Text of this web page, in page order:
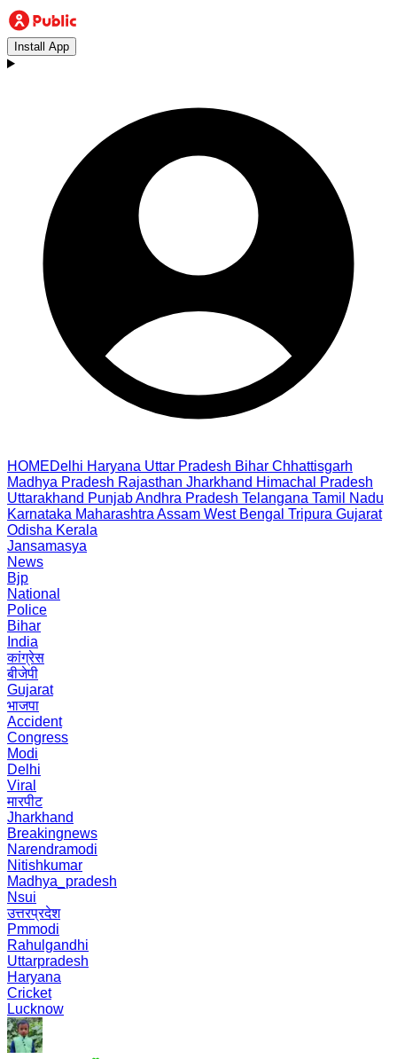
Install App
HOMEDelhi Haryana Uttar Pradesh Bihar Chhattisgarh
Madhya Pradesh Rajasthan Jharkhand Himachal Pradesh
Uttarakhand PunjabAndhra Pradesh Telangana Tamil Nadu
Karnataka Maharashtra Assam West Bengal Tripura Gujarat
Odisha Kerala
Jansamasya
News
Bjp
National
Police
Bihar
India
कांग्रेस
बीजेपी
Gujarat
भाजपा
Accident
Congress
Modi
Delhi
Viral
मारपीट
Jharkhand
Breakingnews
Narendramodi
Nitishkumar
Madhya_pradesh
Nsui
उत्तरप्रदेश
Pmmodi
Rahulgandhi
Uttarpradesh
Haryana
Cricket
Lucknow